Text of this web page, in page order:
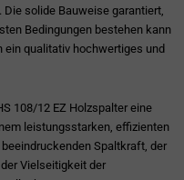
solide Bauweise garantiert,
Bedingungen bestehen kann
ein qualitativ hochwertiges und
108/12 EZ Holzspalter eine
leistungsstarken, effizienten
Spaltkraft, der
Vielseitigkeit der